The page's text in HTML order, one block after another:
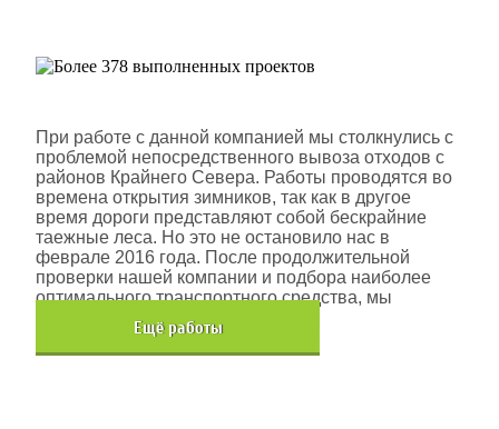
При работе с данной компанией мы столкнулись с
проблемой непосредственного вывоза отходов с
районов Крайнего Севера. Работы проводятся во
времена открытия зимников, так как в другое
время дороги представляют собой бескрайние
таежные леса. Но это не остановило нас в
феврале 2016 года. После продолжительной
проверки нашей компании и подбора наиболее
оптимального транспортного средства, мы
помогли данной компании.
Eщё работы